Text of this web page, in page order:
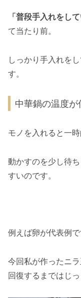
「普段手入れをし
て当たり前。
しっかり手入れを
す。
中華鍋の温度が
モノを入れると一
動かすのを少し待
すいのです。
例えば卵が代表例で
今回私が作ったニ
回復するまではじ